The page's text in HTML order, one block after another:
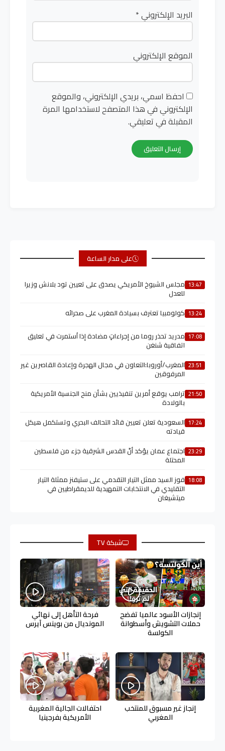
البريد الإلكتروني*
الموقع الإلكتروني
احفظ اسمي، بريدي الإلكتروني، والموقع
الإلكتروني في هذا المتصفح لاستخدامها المرة
المقبلة في تعليقي.
على مدار الساعة
13:47 مجلس الشيوخ الأمريكي يصدق على تعيين تود بلانش وزيرا
للعدل
13:24 كولومبيا تعترف بسيادة المغرب على صحرائه
17:08 مدريد تحذر روما من إجراءاتٍ مضادة إذا اُستمرت في تعليق
اتفاقية شنغن
23:51 المغرب/أوروبا:التعاون في مجال الهجرة وإعادة القاصرين غير
المرفوقين
21:50 ترامب يوقع أمرين تنفيذيين بشأن منح الجنسية الأمريكية
بالولادة
17:24 السعودية تعلن تعيين قائد التحالف البحري وتستكمل هيكل
قيادته
23:29 اجتماع عمان يؤكد أنّ القدس الشرقية جزء من فلسطين
المحتلة
18:08 فوز السيد ممثل التيار التقدمي على ستيفنز ممثلة التيار
التقليدي في الانتخابات التمهيدية للديمقراطيين في
ميتشيغان
شبكة TV
إنجازات الأسود عالميا تفضح
حملات التشويش وأسطوانة
الكولسة
فرحة التأهل إلى نهائي
المونديال من بوينس آيرس
إنجاز غير مسبوق للمنتخب
المغربي
احتفالات الجالية المغربية
الأمريكية بفرجينيا